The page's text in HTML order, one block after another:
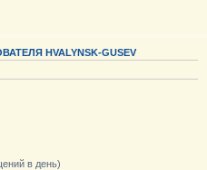
HVALYNSK-GUSEV
в день)